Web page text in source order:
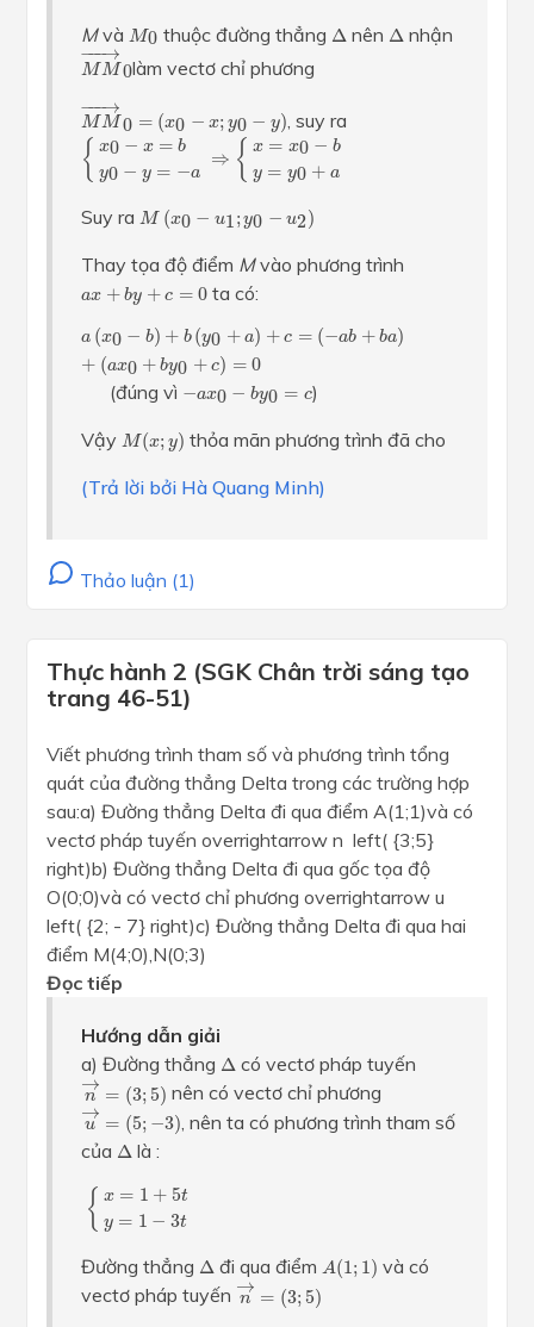
Mvà M0
M0 thuộc đường thẳng Δ
Δ nên Δ
Δ nhận
−−−→
MM 0
MM→0
làm vectơ chỉ phương
−−−→
MM 0 = (x0 − x; y0 − y)
MM→
, suy ra
{ x0 − x = b
y0 − y = −a
⇒ { x = x0 − b
y = y0 + a
{x − x y 0− −a⇒ =x 0−b y
Suy ra M (x0 − u1;y0 − u2)
M( x0− 1;y 0 −u
Thay tọa độ điểm Mvào phương trình
ax + by + c = 0
ax + y+ c =0 ta có:
a (x0 − b) + b (y0 + a) + c = (−ab + ba)
+ (ax0 + by0 + c) = 0
a (x0 )+ ( y0+a + c= − ab b +( a 0+
(đúng vì −ax0 − by0 = c
ax0 y0= c
)
Vậy M (x; y)
M(x;y )
thỏa mãn phương trình đã cho
(Trả lời bởi Hà Quang Minh)
Thảo luận (1)
Thực hành 2 (SGK Chân trời sáng tạo
trang 46-51)
Viết phương trình tham số và phương trình tổng
quát của đường thẳng Delta trong các trường hợp
sau:a) Đường thẳng Delta đi qua điểm A(1;1)và có
vectơ pháp tuyến overrightarrow n left( {3;5}
right)b) Đường thẳng Delta đi qua gốc tọa độ
O(0;0)và có vectơ chỉ phương overrightarrow u
left( {2; - 7} right)c) Đường thẳng Delta đi qua hai
điểm M(4;0),N(0;3)
Đọc tiếp
Hướng dẫn giải
a) Đường thẳng Δ
Δ có vectơ pháp tuyến
→
n = (3; 5)
n→ 5)
nên có vectơ chỉ phương
→
u = (5; −3)
u→ 5−3
, nên ta có phương trình tham số
của Δ
Δ là :
{ x = 1 + 5t
y = 1 − 3t
{x 5 y =1
Đường thẳng Δ
Δ đi qua điểm A(1; 1)
A(1 ; 1 ) và có
vectơ pháp tuyến →
n = (3; 5)
n→